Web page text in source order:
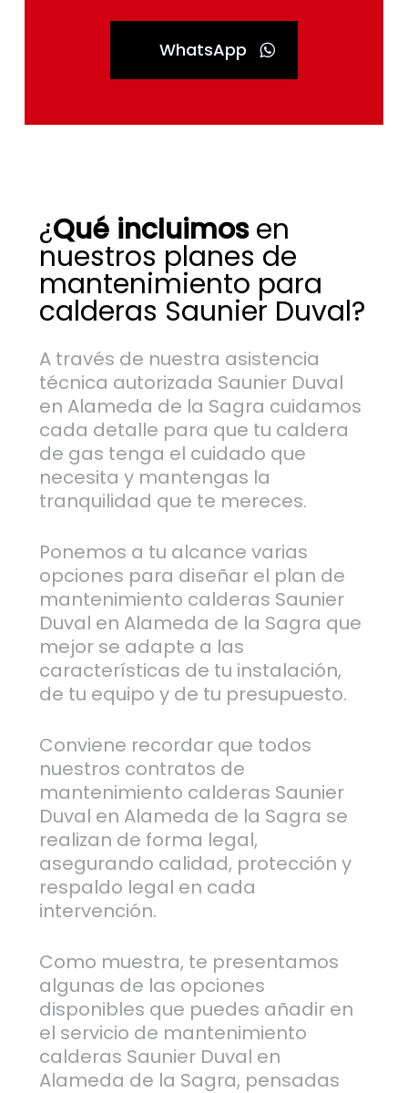
WhatsApp
¿Qué incluimosen
nuestros planes de
mantenimiento para
calderas Saunier Duval?
A través de nuestra asistencia
técnica autorizada Saunier Duval
en Alameda de la Sagra cuidamos
cada detalle para que tu caldera
de gas tenga el cuidado que
necesita y mantengas la
tranquilidad que te mereces.
Ponemos a tu alcance varias
opciones para diseñar el plan de
mantenimiento calderas Saunier
Duval en Alameda de la Sagra que
mejor se adapte a las
características de tu instalación,
de tu equipo y de tu presupuesto.
Conviene recordar que todos
nuestros contratos de
mantenimiento calderas Saunier
Duval en Alameda de la Sagra se
realizan de forma legal,
asegurando calidad, protección y
respaldo legal en cada
intervención.
Como muestra, te presentamos
algunas de las opciones
disponibles que puedes añadir en
el servicio de mantenimiento
calderas Saunier Duval en
Alameda de la Sagra, pensadas